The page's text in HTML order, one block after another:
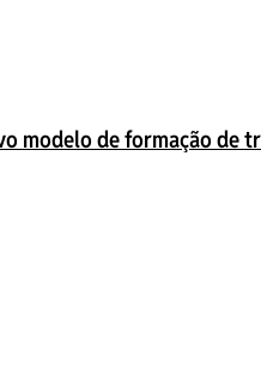
modelo de formação de